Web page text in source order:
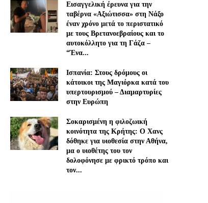
Εισαγγελική έρευνα για την
ταβέρνα «Αξιώτισσα» στη Νάξο
έναν χρόνο μετά το περιστατικό
με τους Βρετανοεβραίους και το
αυτοκόλλητο για τη Γάζα –
“Ένα...
Ισπανία: Στους δρόμους οι
κάτοικοι της Μαγιόρκα κατά του
υπερτουρισμού – Διαμαρτυρίες
στην Ευρώπη
Σοκαρισμένη η φιλοζωική
κοινότητα της Κρήτης: Ο Χανς
δόθηκε για υιοθεσία στην Αθήνα,
μα ο υιοθέτης του τον
δολοφόνησε με φρικτό τρόπο και
τον...